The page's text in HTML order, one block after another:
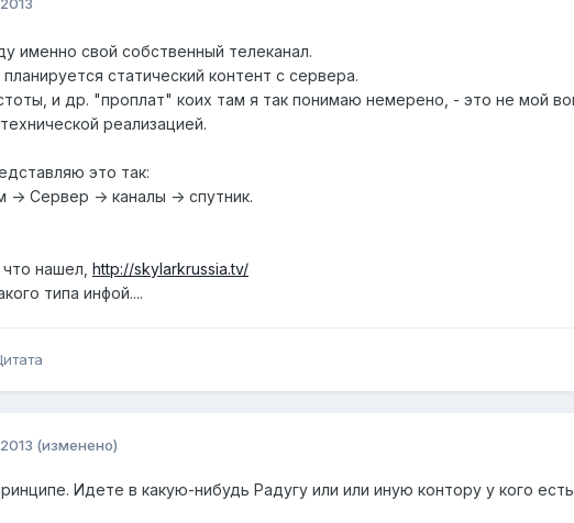
именно свой собственный телеканал.
статический контент с сервера.
и др. "проплат" коих там я так понимаю немерено, - это не мой
реализацией.
это так:
-> Сервер -> каналы -> спутник.
нашел, http://skylarkrussia.tv/
типа инфой....
(изменено)
Идете в какую-нибудь Радугу или или иную контору у кого